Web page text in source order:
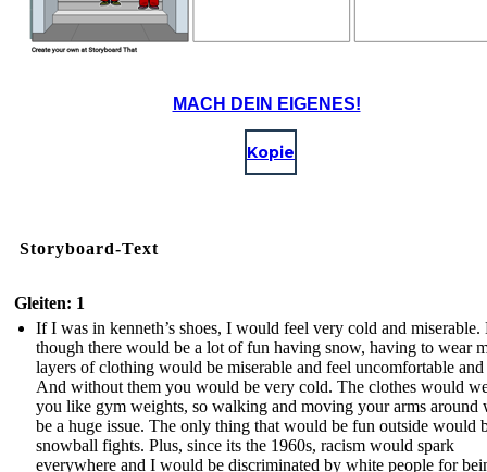
MACH DEIN EIGENES!
Kopie
Storyboard-Text
Gleiten: 1
If I was in kenneth’s shoes, I would feel very cold and miserable.
though there would be a lot of fun having snow, having to wear
layers of clothing would be miserable and feel uncomfortable
And without them you would be very cold. The clothes would
you like gym weights, so walking and moving your arms around
be a huge issue. The only thing that would be fun outside would
snowball fights. Plus, since its the 1960s, racism would spark
everywhere and I would be discriminated by white people for